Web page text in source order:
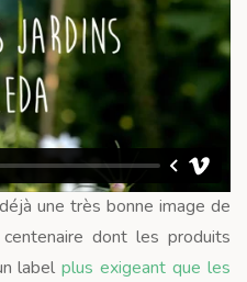
une très bonne image de
dont les produits
labelplus exigeant que les